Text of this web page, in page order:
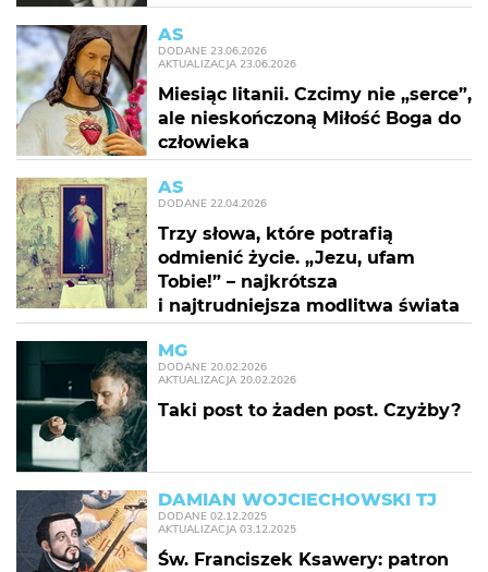
AS
DODANE 23.06.2026
AKTUALIZACJA 23.06.2026
Miesiąc litanii. Czcimy nie „serce”,
ale nieskończoną Miłość Boga do
człowieka
AS
DODANE 22.04.2026
Trzy słowa, które potrafią
odmienić życie. „Jezu, ufam
Tobie!” – najkrótsza
i najtrudniejsza modlitwa świata
MG
DODANE 20.02.2026
AKTUALIZACJA 20.02.2026
Taki post to żaden post. Czyżby?
DAMIAN WOJCIECHOWSKI TJ
DODANE 02.12.2025
AKTUALIZACJA 03.12.2025
Św. Franciszek Ksawery: patron